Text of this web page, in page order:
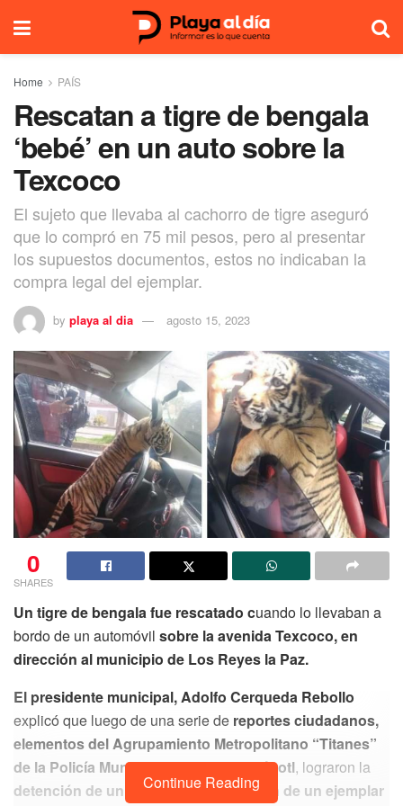
Home PAÍS
Rescatan a tigre de bengala
‘bebé’ en un auto sobre la
Texcoco
El sujeto que llevaba al cachorro de tigre aseguró
que lo compró en 75 mil pesos, pero al presentar
los supuestos documentos, estos no indicaban la
compra legal del ejemplar.
by playa al dia agosto 15, 2023
0
SHARES
Un tigre de bengala fue rescatado cuando lo llevaban a
bordo de un automóvil sobre la avenida Texcoco, en
dirección al municipio de Los Reyes la Paz.
El presidente municipal, Adolfo Cerqueda Rebollo
explicó que luego de una serie de reportes ciudadanos,
elementos del Agrupamiento Metropolitano “Titanes”
de la Policía Municipal de Nezahualcóyotl, lograron la
detención de un individuo en posesión de un ejemplar
Continue Reading